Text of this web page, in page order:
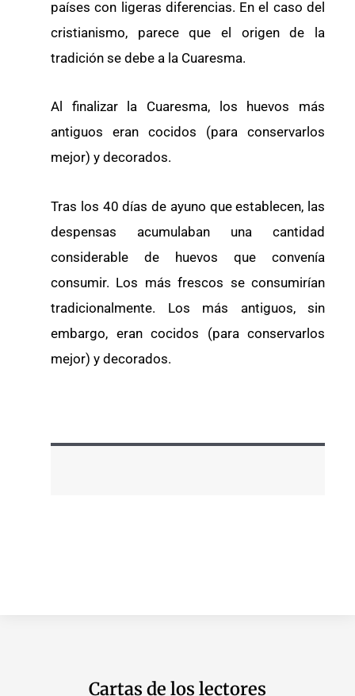
países con ligeras diferencias. En el caso del
cristianismo, parece que el origen de la
tradición se debe a la Cuaresma.
Al finalizar la Cuaresma, los huevos más
antiguos eran cocidos (para conservarlos
mejor) y decorados.
Tras los 40 días de ayuno que establecen, las
despensas acumulaban una cantidad
considerable de huevos que convenía
consumir. Los más frescos se consumirían
tradicionalmente. Los más antiguos, sin
embargo, eran cocidos (para conservarlos
mejor) y decorados.
Cartas de los lectores